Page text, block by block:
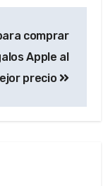
comprar
Apple al
precio